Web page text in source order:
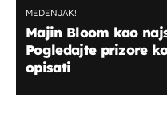
MEDENJAK!
Majin Bloom kao
Pogledajte prizore
opisati